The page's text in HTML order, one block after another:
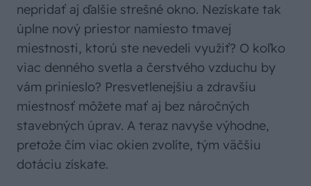
nepridať aj ďalšie strešné okno. Nezískate tak
úplne nový priestor namiesto tmavej
miestnosti, ktorú ste nevedeli využiť? O koľko
viac denného svetla a čerstvého vzduchu by
vám prinieslo? Presvetlenejšiu a zdravšiu
miestnosť môžete mať aj bez náročných
stavebných úprav. A teraz navyše výhodne,
pretože čím viac okien zvolíte, tým väčšiu
dotáciu získate.